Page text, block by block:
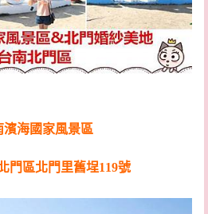
濱海國家風景區
門區北門里舊埕119號